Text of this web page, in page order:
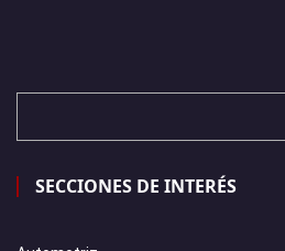
SECCIONES DE INTERÉS